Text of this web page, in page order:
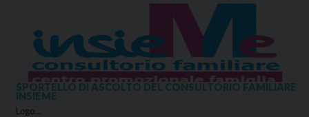
SPORTELLO DI ASCOLTO DEL CONSULTORIO FAMILIARE
INSIEME
Logo…